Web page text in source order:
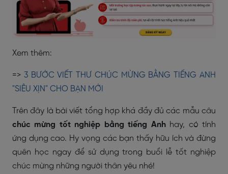
Xem thêm:
=> 3 BƯỚC VIẾT THƯ CHÚC MỪNG BẰNG TIẾNG ANH
"SIÊU XỊN" CHO BẠN MỚI
Trên đây là bài viết tổng hợp khá đầy đủ các mẫu câu
chúc mừng tốt nghiệp bằng tiếng Anhhay, có tính
ứng dụng cao. Hy vọng các bạn thấy hữu ích và đừng
quên học ngay để sử dụng trong buổi lễ tốt nghiệp
chúc mừng những người thân yêu nhé!